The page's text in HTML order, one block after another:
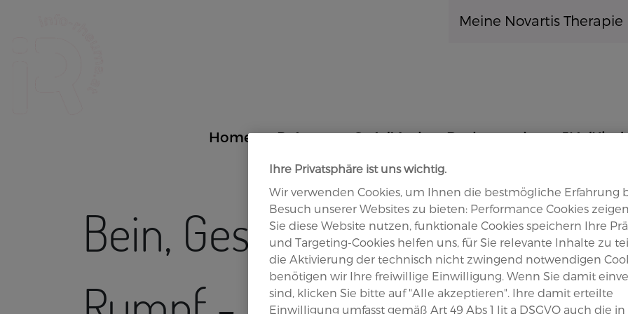
Direkt zum Inhalt
Meine Novartis Therapie
Home PsA axSpA (Morbus Bechterew) JIA
Bein, Gesäßmuskulatur,
Ihre Privatsphäre ist uns wichtig.
Wir verwenden Cookies, um Ihnen die bestmögliche Erfahrung
Besuch unserer Websites zu bieten: Performance Cookies
Sie diese Website nutzen, funktionale Cookies speichern Ihre
und Targeting-Cookies helfen uns, für Sie relevante Inhalte zu
die Aktivierung der technisch nicht zwingend notwendigen
benötigen wir Ihre freiwillige Einwilligung. Wenn Sie damit
sind, klicken Sie bitte auf "Alle akzeptieren". Ihre damit erteilte
Einwilligung umfasst gemäß Art 49 Abs 1 lit a DSGVO auch die